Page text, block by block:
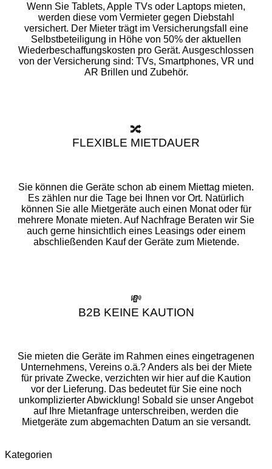
Wenn Sie Tablets, Apple TVs oder Laptops mieten,
werden diese vom Vermieter gegen Diebstahl
versichert. Der Mieter trägt im Versicherungsfall eine
Selbstbeteiligung in Höhe von 50% der aktuellen
Wiederbeschaffungskosten pro Gerät. Ausgeschlossen
von der Versicherung sind: TVs, Smartphones, VR und
AR Brillen und Zubehör.
🔀
FLEXIBLE MIETDAUER
Sie können die Geräte schon ab einem Miettag mieten.
Es zählen nur die Tage bei Ihnen vor Ort. Natürlich
können Sie alle Mietgeräte auch einen Monat oder für
mehrere Monate mieten. Auf Nachfrage Beraten wir Sie
auch gerne hinsichtlich eines Leasings oder einem
abschließenden Kauf der Geräte zum Mietende.
💸
B2B KEINE KAUTION
Sie mieten die Geräte im Rahmen eines eingetragenen
Unternehmens, Vereins o.ä.? Anders als bei der Miete
für private Zwecke, verzichten wir hier auf die Kaution
vor der Lieferung. Das bedeutet für Sie eine noch
unkomplizierter Abwicklung! Sobald sie unser Angebot
auf Ihre Mietanfrage unterschreiben, werden die
Mietgeräte zum abgemachten Datum an sie versandt.
Kategorien